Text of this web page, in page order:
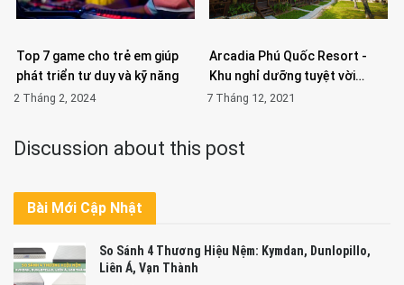
Top 7 game cho trẻ em giúp
phát triển tư duy và kỹ năng
2 Tháng 2, 2024
Arcadia Phú Quốc Resort -
Khu nghỉ dưỡng tuyệt vời…
7 Tháng 12, 2021
Discussion about this post
Bài Mới Cập Nhật
So Sánh 4 Thương Hiệu Nệm: Kymdan, Dunlopillo,
Liên Á, Vạn Thành